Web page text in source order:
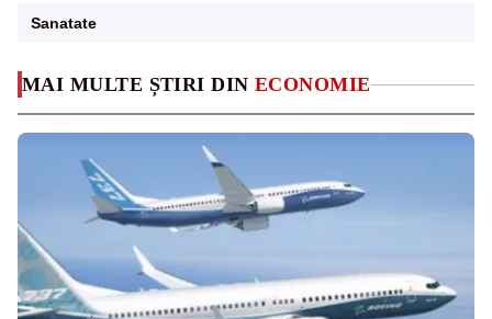
MAI MULTE ȘTIRI DIN ECONOMIE
Sanatate